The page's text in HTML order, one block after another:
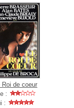
Roi de coeur
:
: